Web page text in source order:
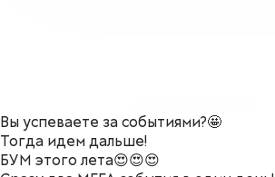
Вы успеваете за событиями?🤩
Тогда идем дальше!
БУМ этого лета😍😍😍